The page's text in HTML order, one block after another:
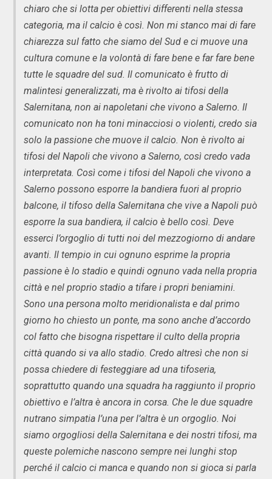
chiaro che si lotta per obiettivi differenti nella stessa
categoria, ma il calcio è così. Non mi stanco mai di fare
chiarezza sul fatto che siamo del Sud e ci muove una
cultura comune e la volontà di fare bene e far fare bene
tutte le squadre del sud. Il comunicato è frutto di
malintesi generalizzati, ma è rivolto ai tifosi della
Salernitana, non ai napoletani che vivono a Salerno. Il
comunicato non ha toni minacciosi o violenti, credo sia
solo la passione che muove il calcio. Non è rivolto ai
tifosi del Napoli che vivono a Salerno, così credo vada
interpretata. Così come i tifosi del Napoli che vivono a
Salerno possono esporre la bandiera fuori al proprio
balcone, il tifoso della Salernitana che vive a Napoli può
esporre la sua bandiera, il calcio è bello così. Deve
esserci l’orgoglio di tutti noi del mezzogiorno di andare
avanti. Il tempio in cui ognuno esprime la propria
passione è lo stadio e quindi ognuno vada nella propria
città e nel proprio stadio a tifare i propri beniamini.
Sono una persona molto meridionalista e dal primo
giorno ho chiesto un ponte, ma sono anche d’accordo
col fatto che bisogna rispettare il culto della propria
città quando si va allo stadio. Credo altresì che non si
possa chiedere di festeggiare ad una tifoseria,
soprattutto quando una squadra ha raggiunto il proprio
obiettivo e l’altra è ancora in corsa. Che le due squadre
nutrano simpatia l’una per l’altra è un orgoglio. Noi
siamo orgogliosi della Salernitana e dei nostri tifosi, ma
queste polemiche nascono sempre nei lunghi stop
perché il calcio ci manca e quando non si gioca si parla